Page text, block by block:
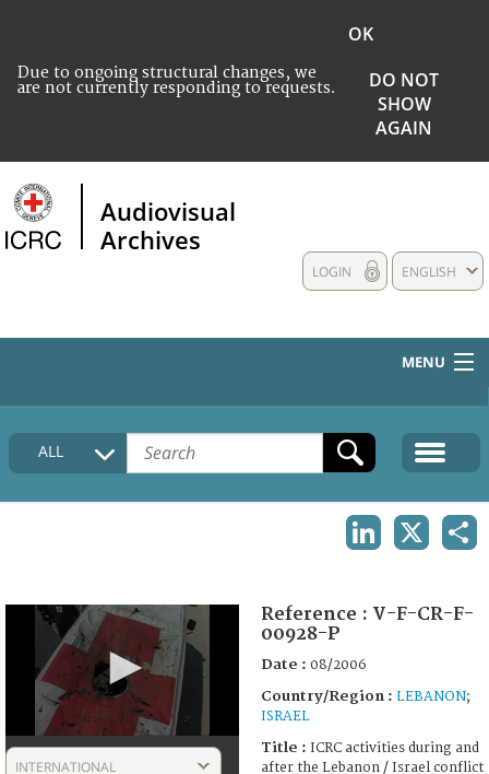
Due to ongoing structural changes, we
are not currently responding to requests.
OK
DO NOT
SHOW
AGAIN
Audiovisual
Archives
ENGLISH
LOGIN
MENU
HOME
COLLECTIONS DESCRIPTION
ALL
0
seconds
INTERNATIONAL
Reference : V-F-CR-F-
00928-P
Date : 08/2006
Country/Region : LEBANON;
ISRAEL
Title : ICRC activities during and
after the Lebanon / Israel conflict